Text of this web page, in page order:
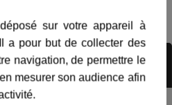
gamme complète
sur votre appareil à
a pour but de collecter des
navigation, de permettre le
mesurer son audience afin